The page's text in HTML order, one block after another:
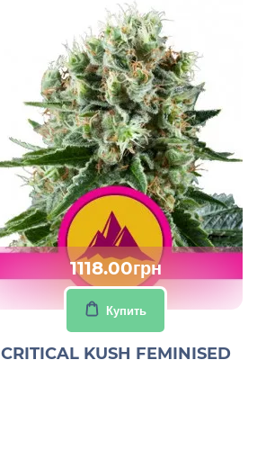
1118.00грн
Купить
CRITICAL KUSH FEMINISED